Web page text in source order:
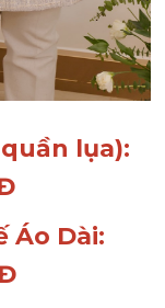
lụa):
Áo Dài: